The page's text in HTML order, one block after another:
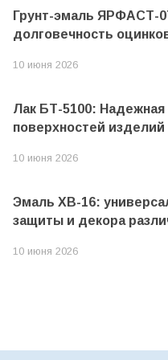
Грунт-эмаль ЯРФАСТ-
долговечность
10 июня 2026
Лак БТ-5100: Надежная
поверхностей изделий
10 июня 2026
Эмаль ХВ-16:
защиты и декора
10 июня 2026